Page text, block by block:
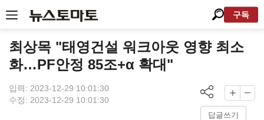
구독
최상목 "태영건설 워크아웃 영향 최소
화…PF안정 85조+α 확대"
입력: 2023-12-29 10:01:30
수정: 2023-12-29 10:01:30
답글쓰기